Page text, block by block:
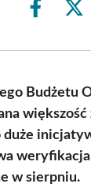
Share
Budżetu
w sierpniu.